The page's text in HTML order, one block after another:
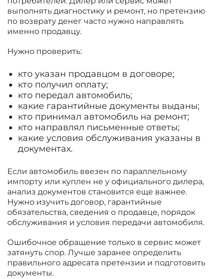
выполнять диагностику и ремонт, но претензию
по возврату денег часто нужно направлять
именно продавцу.
Нужно проверить:
кто указан продавцом в договоре;
кто получил оплату;
кто передал автомобиль;
какие гарантийные документы выданы;
кто принимал автомобиль на ремонт;
кто направлял письменные ответы;
какие условия обслуживания указаны в
документах.
Если автомобиль ввезен по параллельному
импорту или куплен не у официального дилера,
анализ документов становится еще важнее.
Нужно изучить договор, гарантийные
обязательства, сведения о продавце, порядок
обслуживания и условия передачи автомобиля.
Ошибочное обращение только в сервис может
затянуть спор. Лучше заранее определить
правильного адресата претензии и подготовить
документы.